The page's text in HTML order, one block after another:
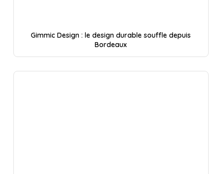
Gimmic Design : le design durable souffle depuis
Bordeaux